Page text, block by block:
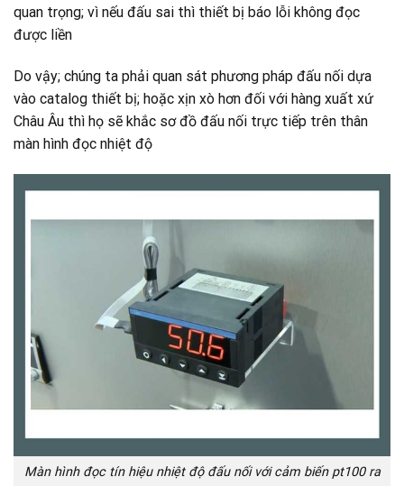
quan trọng; vì nếu đấu sai thì thiết bị báo lỗi không đọc
được liền
Do vậy; chúng ta phải quan sát phương pháp đấu nối dựa
vào catalog thiết bị; hoặc xịn xò hơn đối với hàng xuất xứ
Châu Âu thì họ sẽ khắc sơ đồ đấu nối trực tiếp trên thân
màn hình đọc nhiệt độ
Màn hình đọc tín hiệu nhiệt độ đấu nối với cảm biến pt100 ra